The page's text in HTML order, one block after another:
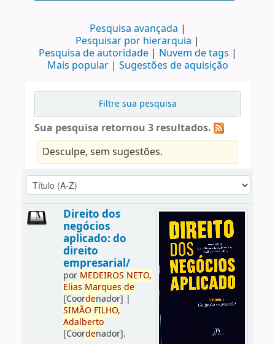
Pesquisa avançada
Pesquisar por hierarquia
Pesquisa de autoridade
Nuvem de tags
Mais popular
Sugestões de aquisição
Filtre sua pesquisa
Sua pesquisa retornou 3 resultados.
Desculpe, sem sugestões.
Direito dos
negócios
aplicado: do
direito
empresarial/
por MEDEIROS NETO,
Elias Marques de
[Coordenador] |
SIMÃO FILHO,
Adalberto
[Coordenador].